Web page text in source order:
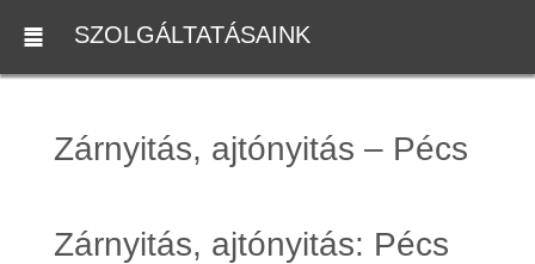
SZOLGÁLTATÁSAINK
Zárnyitás, ajtónyitás – Pécs
Zárnyitás, ajtónyitás: Pécs